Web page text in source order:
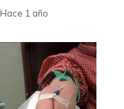
Hace 1 año